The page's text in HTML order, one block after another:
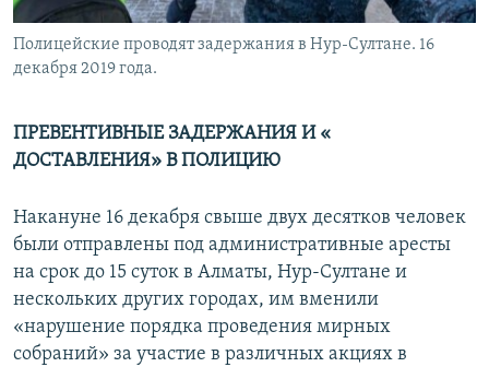
Полицейские проводят задержания в Нур-Султане. 16
декабря 2019 года.
ПРЕВЕНТИВНЫЕ ЗАДЕРЖАНИЯ И «​
ДОСТАВЛЕНИЯ» В ПОЛИЦИЮ​
Накануне 16 декабря свыше двух десятков человек
были отправлены под административные аресты
на срок до 15 суток в Алматы, Нур-Султане и
нескольких других городах, им вменили
«нарушение порядка проведения мирных
собраний» за участие в различных акциях в